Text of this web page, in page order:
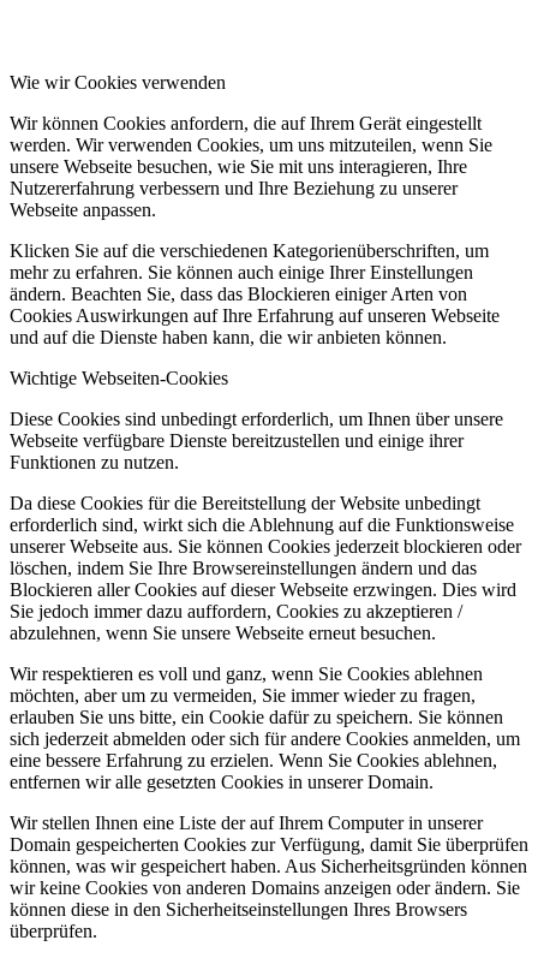
Wie wir Cookies verwenden
Wir können Cookies anfordern, die auf Ihrem Gerät eingestellt
werden. Wir verwenden Cookies, um uns mitzuteilen, wenn Sie
unsere Webseite besuchen, wie Sie mit uns interagieren, Ihre
Nutzererfahrung verbessern und Ihre Beziehung zu unserer
Webseite anpassen.
Klicken Sie auf die verschiedenen Kategorienüberschriften, um
mehr zu erfahren. Sie können auch einige Ihrer Einstellungen
ändern. Beachten Sie, dass das Blockieren einiger Arten von
Cookies Auswirkungen auf Ihre Erfahrung auf unseren Webseite
und auf die Dienste haben kann, die wir anbieten können.
Wichtige Webseiten-Cookies
Diese Cookies sind unbedingt erforderlich, um Ihnen über unsere
Webseite verfügbare Dienste bereitzustellen und einige ihrer
Funktionen zu nutzen.
Da diese Cookies für die Bereitstellung der Website unbedingt
erforderlich sind, wirkt sich die Ablehnung auf die Funktionsweise
unserer Webseite aus. Sie können Cookies jederzeit blockieren oder
löschen, indem Sie Ihre Browsereinstellungen ändern und das
Blockieren aller Cookies auf dieser Webseite erzwingen. Dies wird
Sie jedoch immer dazu auffordern, Cookies zu akzeptieren /
abzulehnen, wenn Sie unsere Webseite erneut besuchen.
Wir respektieren es voll und ganz, wenn Sie Cookies ablehnen
möchten, aber um zu vermeiden, Sie immer wieder zu fragen,
erlauben Sie uns bitte, ein Cookie dafür zu speichern. Sie können
sich jederzeit abmelden oder sich für andere Cookies anmelden, um
eine bessere Erfahrung zu erzielen. Wenn Sie Cookies ablehnen,
entfernen wir alle gesetzten Cookies in unserer Domain.
Wir stellen Ihnen eine Liste der auf Ihrem Computer in unserer
Domain gespeicherten Cookies zur Verfügung, damit Sie überprüfen
können, was wir gespeichert haben. Aus Sicherheitsgründen können
wir keine Cookies von anderen Domains anzeigen oder ändern. Sie
können diese in den Sicherheitseinstellungen Ihres Browsers
überprüfen.